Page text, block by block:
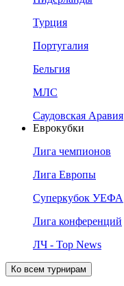
Турция
Португалия
Бельгия
МЛС
Саудовская Аравия
Еврокубки
Лига чемпионов
Лига Европы
Суперкубок УЕФА
Лига конференций
ЛЧ - Top News
Ко всем турнирам